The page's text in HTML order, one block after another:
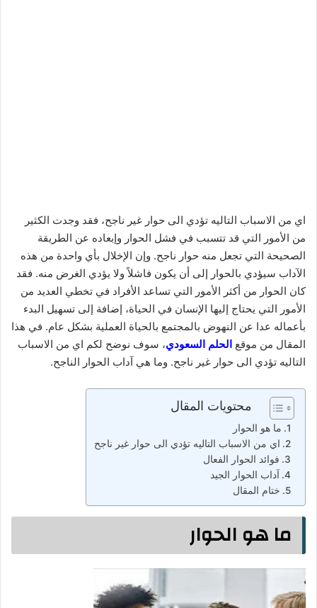
اي من الاسباب التاليه تؤدي الى حوار غير ناجح، فقد وجدت الكثير
من الأمور التي قد تتسبب في فشل الحوار وإبعاده عن الطريقة
الصحيحة التي تجعل منه حوار ناجح. وإن الإخلال بأي واحدة من هذه
الآداب سيؤدي بالحوار إلى أن يكون فاشلاً ولا يؤدي الغرض منه. فقد
كان الحوار من أكثر الأمور التي تساعد الأفراد في تخطي العديد من
الأمور التي يحتاج إليها الإنسان في الحياة، إضافة إلى تسهيل البدء
بأعماله عدا عن النهوض بالمجتمع بالحياة العملية بشكل عام. في هذا
المقال من موقع الحلم السعودي، سوف نوضح لكم اي من الاسباب
التاليه تؤدي الى حوار غير ناجح. وما هي آداب الحوار الناجح.
محتويات المقال
ما هو الحوار
اي من الاسباب التاليه تؤدي الى حوار غير ناجح
فوائد الحوار الفعال
آداب الحوار الجيد
ختام المقال
ما هو الحوار